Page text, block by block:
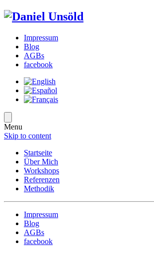
Impressum
Blog
AGBs
facebook
Menu
Skip to content
Startseite
Über Mich
Workshops
Referenzen
Methodik
Impressum
Blog
AGBs
facebook